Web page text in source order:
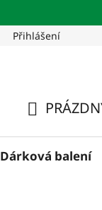
Pro restaurace
Přihlášení
KOŠÍK
Dárková balení